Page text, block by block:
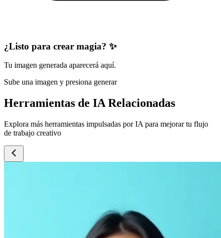
¿Listo para crear magia? ✨
Tu imagen generada aparecerá aquí.
Sube una imagen y presiona generar
Herramientas de IA Relacionadas
Explora más herramientas impulsadas por IA para mejorar tu flujo
de trabajo creativo